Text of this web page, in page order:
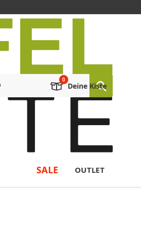
Deine Kiste
SALE OUTLET